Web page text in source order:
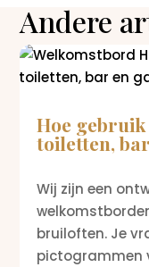
Andere
Hoe
toiletten,
Wij zijn een
bruiloften. Je
pictogrammen